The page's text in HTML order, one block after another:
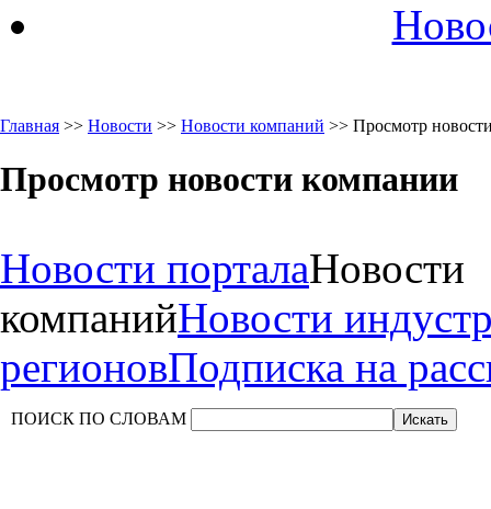
Главная >> Новости >> Новости компаний >> Просмотр
Просмотр новости компании
Новости порталаНовости
компанийНовости
регионовПодписка на
ПОИСК ПО СЛОВАМ